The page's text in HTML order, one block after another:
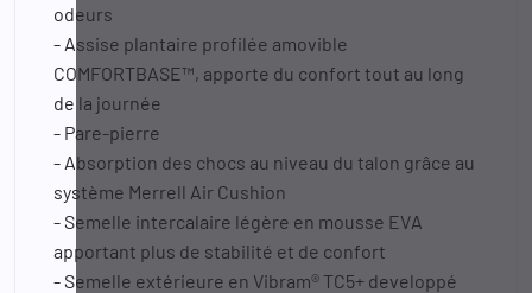
odeurs
- Assise plantaire profilée amovible
COMFORTBASE™, apporte du confort tout au long
de la journée
- Pare-pierre
- Absorption des chocs au niveau du talon grâce au
système Merrell Air Cushion
- Semelle intercalaire légère en mousse EVA
apportant plus de stabilité et de confort
- Semelle extérieure en Vibram® TC5+ developpé